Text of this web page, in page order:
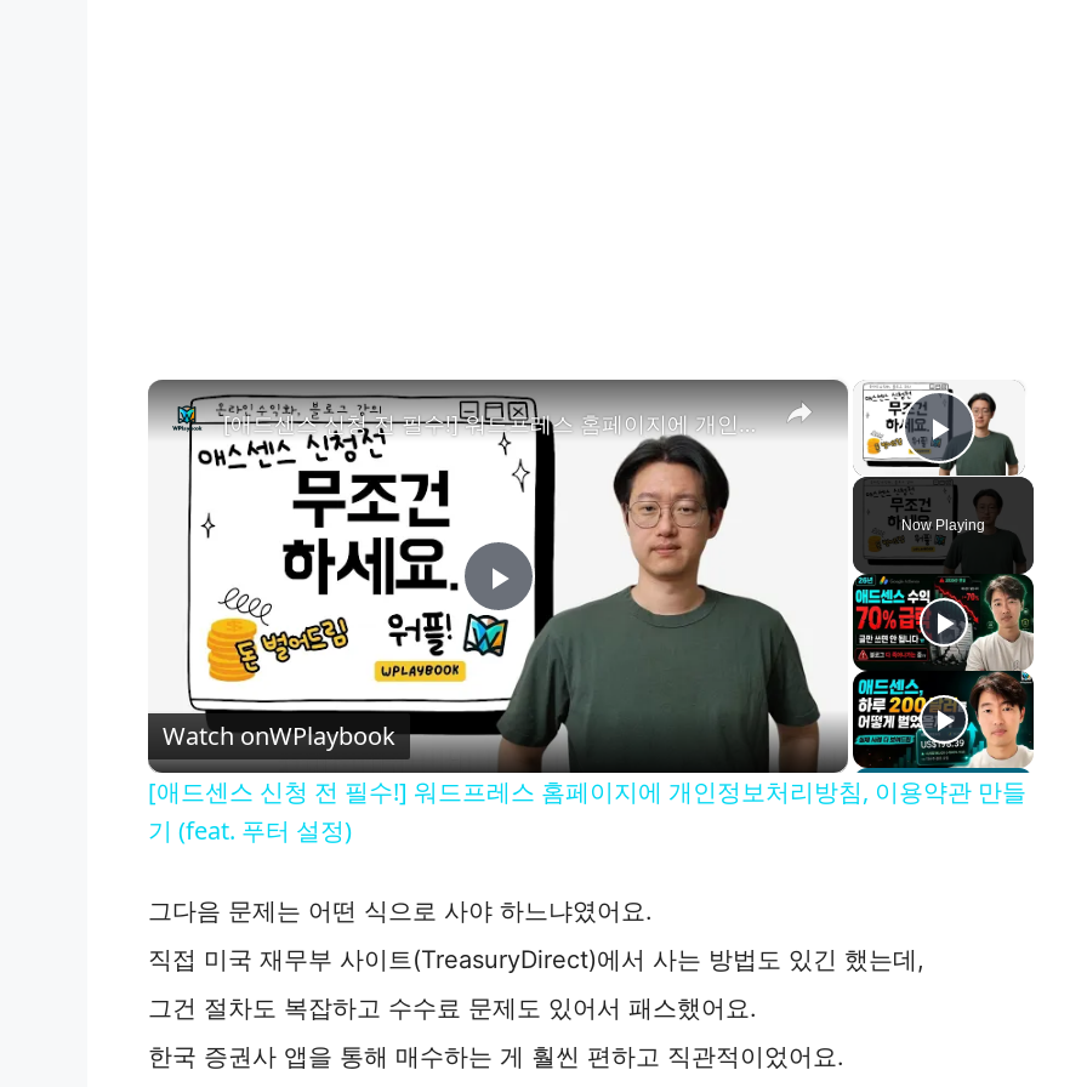
×
Play
Now Playing
×
P
a
V
i
d
[애드센스 신청 전 필수!] 워드프레스 홈페이지에 개인정보처리방침, 이용약관 만들기 (feat. 푸터 설정)
Watch onWPlaybook
[애드센스 신청 전 필수!] 워드프레스 홈페이지에 개인정보처리방침, 이용약관 만들
기 (feat. 푸터 설정)
그다음 문제는 어떤 식으로 사야 하느냐였어요.
직접 미국 재무부 사이트(TreasuryDirect)에서 사는 방법도 있긴 했는데,
그건 절차도 복잡하고 수수료 문제도 있어서 패스했어요.
한국 증권사 앱을 통해 매수하는 게 훨씬 편하고 직관적이었어요.